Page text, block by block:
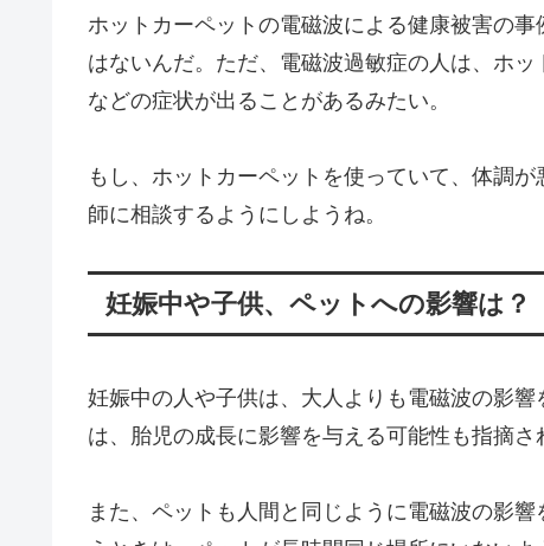
ホットカーペットの電磁波による健康被害の
はないんだ。ただ、電磁波過敏症の人は、ホ
などの症状が出ることがあるみたい。
もし、ホットカーペットを使っていて、体調
師に相談するようにしようね。
妊娠中や子供、ペットへの影響は？
妊娠中の人や子供は、大人よりも電磁波の影
は、胎児の成長に影響を与える可能性も指摘さ
また、ペットも人間と同じように電磁波の影